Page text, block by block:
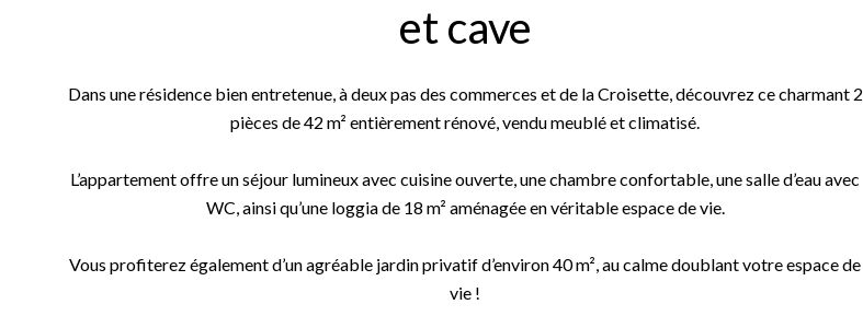
et cave
Dans une résidence bien entretenue, à deux pas des commerces et de la Croisette, découvrez ce charmant 2
pièces de 42 m² entièrement rénové, vendu meublé et climatisé.
L’appartement offre un séjour lumineux avec cuisine ouverte, une chambre confortable, une salle d’eau avec
WC, ainsi qu’une loggia de 18 m² aménagée en véritable espace de vie.
Vous profiterez également d’un agréable jardin privatif d’environ 40 m², au calme doublant votre espace de
vie !